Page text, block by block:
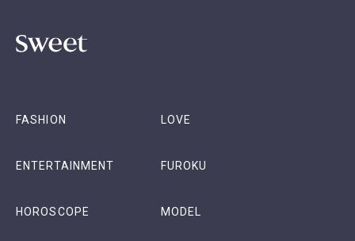
FASHION LOVE
ENTERTAINMENT FUROKU
HOROSCOPE MODEL